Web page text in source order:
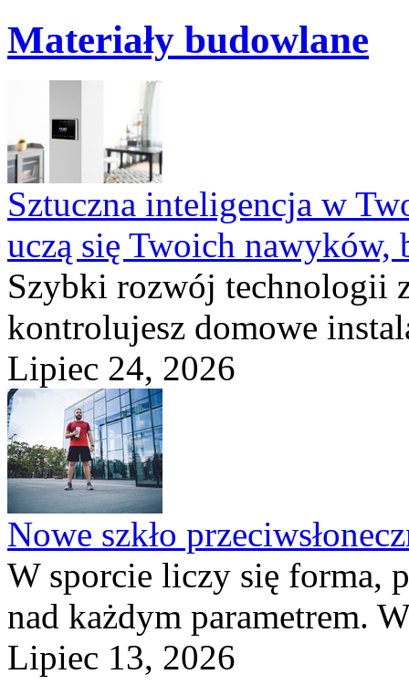
Materiały budowlane
Sztuczna inteligencja w
uczą się Twoich nawyków,
Szybki rozwój technologii
kontrolujesz domowe
Lipiec 24, 2026
Nowe szkło
W sporcie liczy się forma,
nad każdym parametrem.
Lipiec 13, 2026